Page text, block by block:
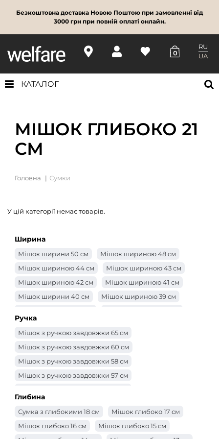
Безкоштовна доставка Новою Поштою при замовленні від
3000 грн при повній оплаті онлайн.
0
RU
UA
КАТАЛОГ
МІШОК ГЛИБОКО 21
СМ
Головна Сумки
У цій категорії немає товарів.
Ширина
Мішок ширини 50 см
Мішок шириною 48 см
Мішок шириною 44 см
Мішок шириною 43 см
Мішок шириною 42 см
Мішок шириною 41 см
Мішок ширини 40 см
Мішок шириною 39 см
Мішок шириною 34 см
Мішок шириною 32 см
Мішок шириною 30 см
Мішок шириною 28 см
Мішок шириною 26 см
Сумка -ширина 24 см
Сумка -ширина 23 см
Сумка -ширина 22 см
Сумка -ширина 21 см
Ручка
Мішок з ручкою завдовжки 65 см
Мішок з ручкою завдовжки 60 см
Мішок з ручкою завдовжки 58 см
Мішок з ручкою завдовжки 57 см
Мішок з ручкою завдовжки 52 см
Глибина
Сумка з глибокими 18 см
Мішок глибоко 17 см
Мішок глибоко 16 см
Мішок глибоко 15 см